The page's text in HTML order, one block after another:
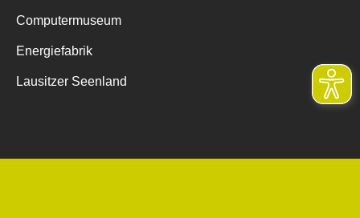
Computermuseum
Energiefabrik
Lausitzer Seenland